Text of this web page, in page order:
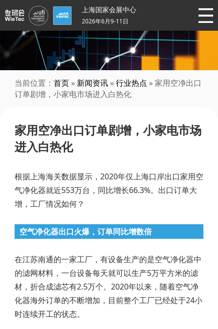
上海国家会展中心
2026年6月9-11日
当前位置： 首页 » 新闻资讯 »行业热点 » 家用空净出口
订单剧增，小家电市场进入白热化
家用空净出口订单剧增，小家电市场
进入白热化
根据上海海关数据显示，2020年仅上海口岸出口家用空
气净化器就近553万台，同比增长66.3%。出口订单大
增，工厂情况如何？
空气净化器出口火爆，订单同比增数倍
在江苏南通的一家工厂，有设备生产的是空气净化器中
的滤网材料，一台设备每天就可以生产5万平方米的滤
材，折合成滤芯有2.5万个。2020年以来，随着空气净
化器海外订单的不断增加，目前整个工厂已经处于24小
时连续开工的状态。